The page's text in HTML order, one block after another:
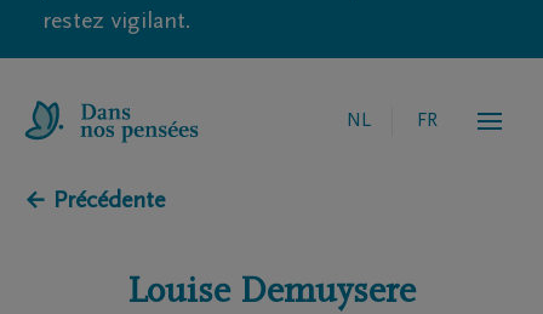
restez vigilant.
NL FR
← Précédente
Louise Demuysere